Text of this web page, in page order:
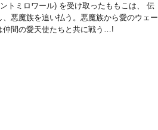
トミロワール) を受け取ったももこは、 伝
悪魔族を追い払う。悪魔族から愛のウェー
仲間の愛天使たちと共に戦う…!